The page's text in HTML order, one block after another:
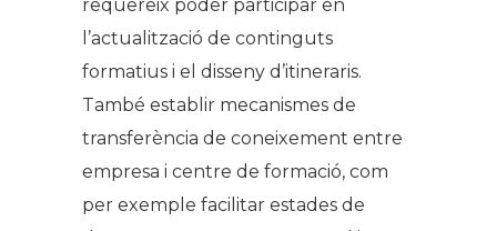
requereix poder participar en
l’actualització de continguts
formatius i el disseny d’itineraris.
També establir mecanismes de
transferència de coneixement entre
empresa i centre de formació, com
per exemple facilitar estades de